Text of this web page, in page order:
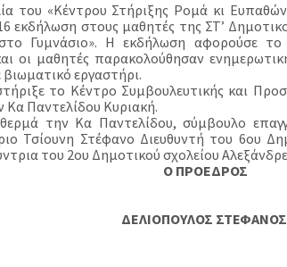
του «Κέντρου Στήριξης Ρομά κι
εκδήλωση στους μαθητές της ΣΤ’
Γυμνάσιο». Η εκδήλωση αφορούσε
οι μαθητές παρακολούθησαν
εργαστήρι.
το Κέντρο Συμβουλευτικής και
Παντελίδου Κυριακή.
την Κα Παντελίδου, σύμβουλο
Τσίουνη Στέφανο Διευθυντή του 6ου
του 2ου Δημοτικού σχολείου
Ο ΠΡΟΕΔΡΟΣ
ΔΕΛΙΟΠΟΥΛΟΣ ΣΤΕΦΑΝΟΣ